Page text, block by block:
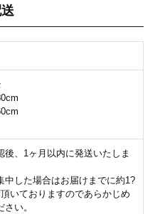
後、1ヶ月以内に発送いたしま
中した場合はお届けまでに約1?
いておりますのであらかじめ
い。